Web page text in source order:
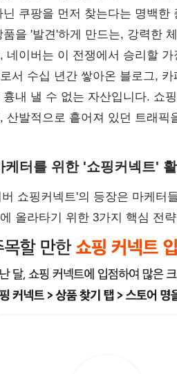
닌 쿠팡을 먼저 찾는다는 명백한
품을 '발견'하게 만드는, 강력한
네이버는 이 전쟁에서 승리할
서 수십 년간 쌓아온 블로그,
흉내 낼 수 없는 자산입니다. 쇼
산발적으로 흩어져 있던 트래픽
케터를 위한'쇼핑커넥트'
쇼핑커넥트'의 등장은 마케터
올라타기 위한 3가지 핵심 전